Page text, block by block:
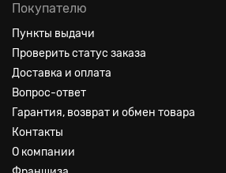
Покупателю
Пункты выдачи
Проверить статус заказа
Доставка и оплата
Вопрос-ответ
Гарантия, возврат и обмен товара
Контакты
О компании